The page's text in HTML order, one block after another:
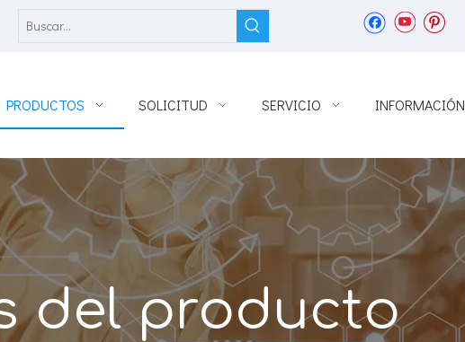
PRODUCTOS SOLICITUD SERVICIO INFORMACIÓN
del producto